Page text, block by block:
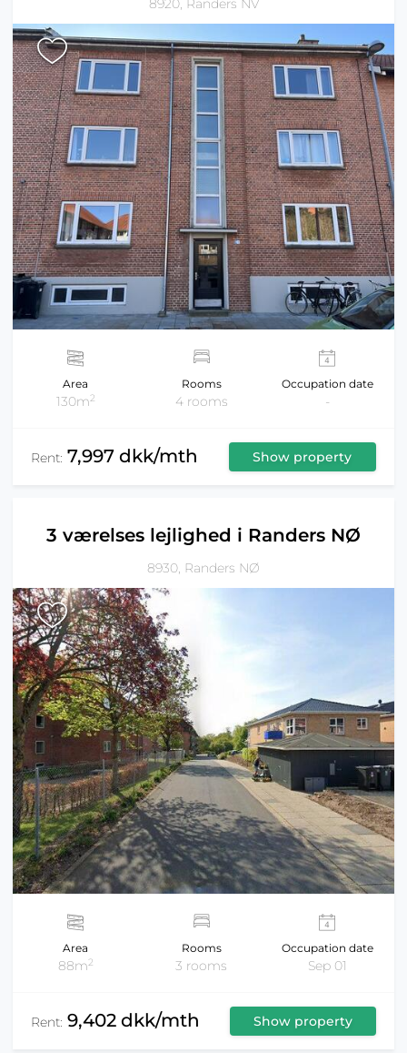
8920, Randers NV
Area
130m2
Rooms
4 rooms
Occupation date
-
Rent: 7,997 dkk/mth Show property
3 værelses lejlighed i Randers NØ
8930, Randers NØ
Area
88m2
Rooms
3 rooms
Occupation date
Sep 01
Rent: 9,402 dkk/mth Show property